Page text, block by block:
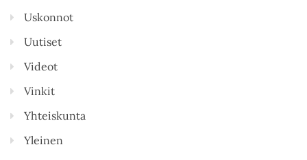
Uskonnot
Uutiset
Videot
Vinkit
Yhteiskunta
Yleinen